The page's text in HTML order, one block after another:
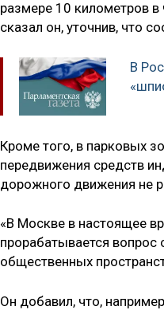
размере 10 километров
сказал он, уточнив, что
В
Кроме того, в парковых
передвижения средств
дорожного движения не
«В Москве в настоящее
прорабатывается
общественных
Он добавил, что,